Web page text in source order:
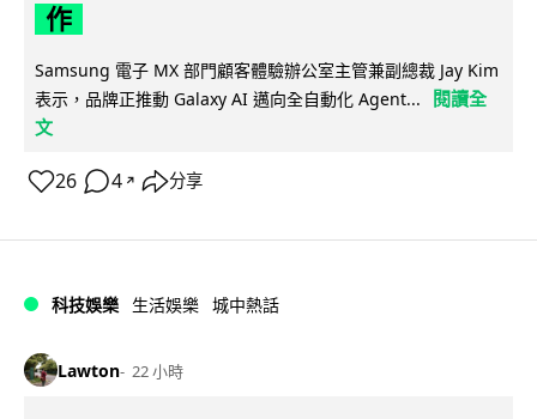
作
Samsung 電子 MX 部門顧客體驗辦公室主管兼副總裁 Jay Kim
表示，品牌正推動 Galaxy AI 邁向全自動化 Agent...
閱讀全
文
26 4 ↗ 分享
科技娛樂 生活娛樂 城中熱話
Lawton 22 小時